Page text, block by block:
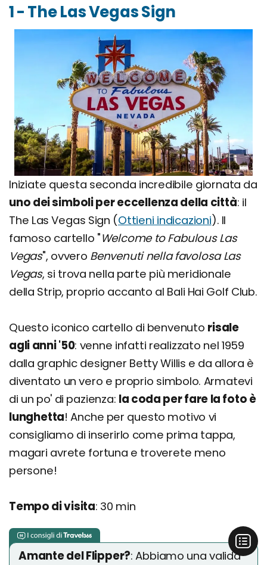
1 - The Las Vegas Sign
Iniziate questa seconda incredibile giornata da
uno dei simboli per eccellenza della città: il
The Las Vegas Sign (Ottieni indicazioni). Il
famoso cartello "Welcome to Fabulous Las
Vegas", ovvero Benvenuti nella favolosa Las
Vegas, si trova nella parte più meridionale
della Strip, proprio accanto al Bali Hai Golf Club.
Questo iconico cartello di benvenuto risale
agli anni '50: venne infatti realizzato nel 1959
dalla graphic designer Betty Willis e da allora è
diventato un vero e proprio simbolo. Armatevi
di un po' di pazienza: la coda per fare la foto è
lunghetta! Anche per questo motivo vi
consigliamo di inserirlo come prima tappa,
magari avrete fortuna e troverete meno
persone!
Tempo di visita: 30 min
Amante del Flipper?: Abbiamo una valida